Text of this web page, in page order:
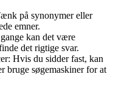
på synonymer eller
emner.
kan det være
det rigtige svar.
Hvis du sidder fast, kan
bruge søgemaskiner for at